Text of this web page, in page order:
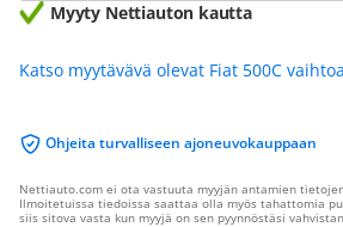
Myyty Nettiauton kautta
Katso myytävävä olevat Fiat 500C
Ohjeita turvalliseen ajoneuvokauppaan
Nettiauto.com ei ota vastuuta myyjän antamien
Ilmoitetuissa tiedoissa saattaa olla myös tahattomia
siis sitova vasta kun myyjä on sen pyynnöstäsi